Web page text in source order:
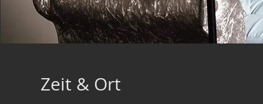
Zeit & Ort